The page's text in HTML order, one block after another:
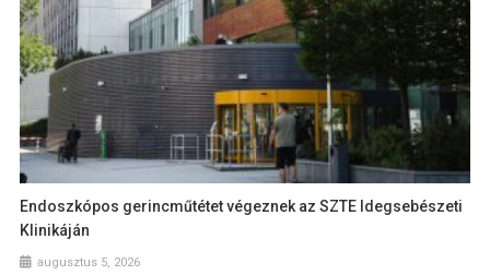
Endoszkópos gerincműtétet végeznek az SZTE Idegsebészeti
Klinikáján
augusztus 5, 2026